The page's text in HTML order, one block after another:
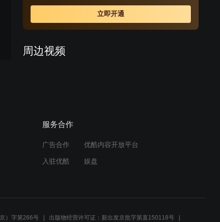
坦回到泰国，并且成为了蓝茵的领导，在合作的过程中他
一直想要挽回蓝茵，并且由于他对亲生姐姐的误解，所以
给蓝茵的朋友也造成了很多麻烦。但是，蓝茵以敬业的态
婴儿还了回去，最终皮坦和姐姐也解除了误会。一切问题
立即开通
周边视频
02:47
服务合作
广告合作 优酷内容开放平台
入驻优酷 娱盘
）字第266号 出版物经营许可证：新出发京批字第直150118号